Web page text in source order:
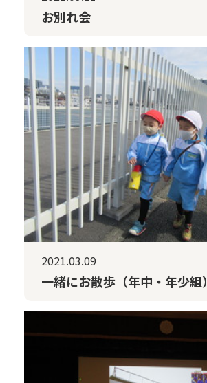
お別れ会
2021.03.09
一緒にお散歩（年中・年少組）